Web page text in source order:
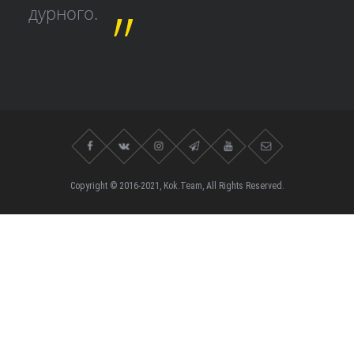
дурного.
Copyright © 2016-2021, Kok.Team, All Rights Reserved.